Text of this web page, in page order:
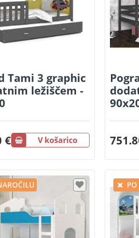
Tami 3 graphic
ležiščem -
€ V košarico